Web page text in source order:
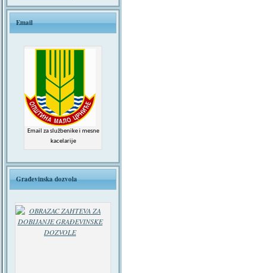
Email
Email za službenike i mesne
kacelarije
Građevinska dozvola